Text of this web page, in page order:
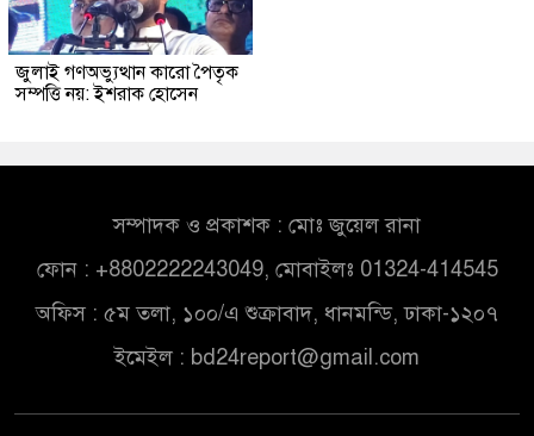
জুলাই গণঅভ্যুত্থান কারো পৈতৃক
সম্পত্তি নয়: ইশরাক হোসেন
সম্পাদক ও প্রকাশক : মোঃ জুয়েল রানা
ফোন : +8802222243049, মোবাইলঃ 01324-414545
অফিস : ৫ম তলা, ১০০/এ শুক্রাবাদ, ধানমন্ডি, ঢাকা-১২০৭
ইমেইল : bd24report@gmail.com